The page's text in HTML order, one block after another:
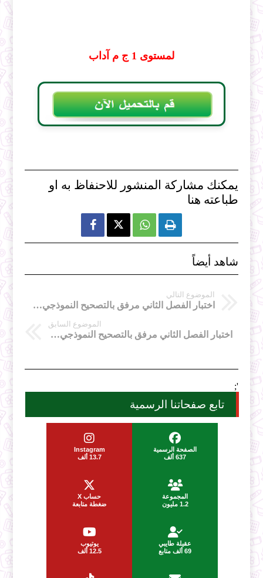
لمستوى 1 ج م آداب
يمكنك مشاركة المنشور للاحنفاظ به او
طباعته هنا
  
شاهد أيضاً
الموضوع التالي
اختبار الفصل الثاني مرفق بالتصحيح النموذجي علوم لمستوى 2 ع ت
الموضوع السابق
اختبار الفصل الثاني مرفق بالتصحيح النموذجي علوم لمستوى 1 ج م ع تك
';
تابع صفحاتنا الرسمية
الصفحة الرسمية
637 ألف
Instagram
13.7 ألف
المجموعة
1.2 مليون
حساب X
ضغطة متابعة
عقيلة طايبي
69 ألف متابع
يوتيوب
12.5 ألف